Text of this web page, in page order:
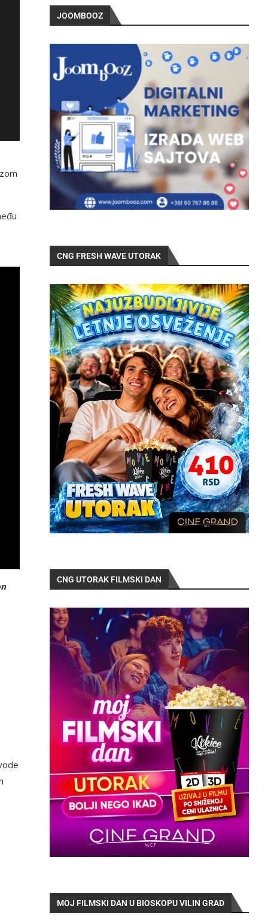
JOOMBOOZ
CNG FRESH WAVE UTORAK
CNG UTORAK FILMSKI DAN
MOJ FILMSKI DAN U BIOSKOPU VILIN GRAD